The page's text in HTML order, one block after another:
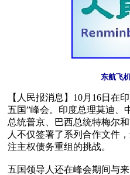
东航飞
【人民报消息】10月16日在
五国”峰会。印度总理莫迪、
总统普京、巴西总统特梅尔
人不仅签署了系列合作文件
注主权债务重组的挑战。
五国领导人还在峰会期间与